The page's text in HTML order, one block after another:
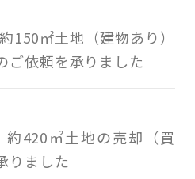
150㎡土地（建物あり）
ご依頼を承りました
420㎡土地の売却（買
りました